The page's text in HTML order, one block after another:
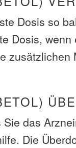
Dosis so
Dosis,
zusätzlichen
das
Die